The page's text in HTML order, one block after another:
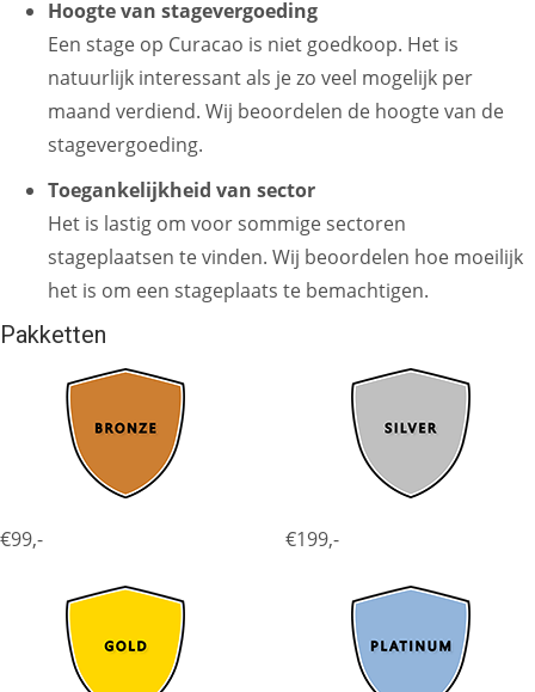
Hoogte van stagevergoeding
Een stage op Curacao is niet goedkoop. Het is
natuurlijk interessant als je zo veel mogelijk per
maand verdiend. Wij beoordelen de hoogte van de
stagevergoeding.
Toegankelijkheid van sector
Het is lastig om voor sommige sectoren
stageplaatsen te vinden. Wij beoordelen hoe moeilijk
het is om een stageplaats te bemachtigen.
Pakketten
€99,- €199,-